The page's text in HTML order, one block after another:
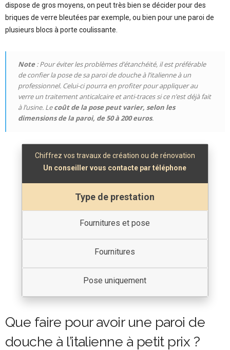
dispose de gros moyens, on peut très bien se décider pour des
briques de verre bleutées par exemple, ou bien pour une paroi de
plusieurs blocs à porte coulissante.
Note: Pour éviter les problèmes d’étanchéité, il est préférable
de confier la pose de sa paroi de douche à l’italienne à un
professionnel. Celui-ci pourra en profiter pour appliquer au
verre un traitement anticalcaire et anti-traces si ce n’est déjà fait
à l’usine. Lecoût de la pose peut varier, selon les
dimensions de la paroi, de 50 à 200 euros.
Chiffrez vos travaux de création ou de rénovation
Un conseiller vous contacte par téléphone
Type de prestation
Fournitures et pose
Fournitures
Pose uniquement
Que faire pour avoir une paroi de
douche à l’italienne à petit prix ?